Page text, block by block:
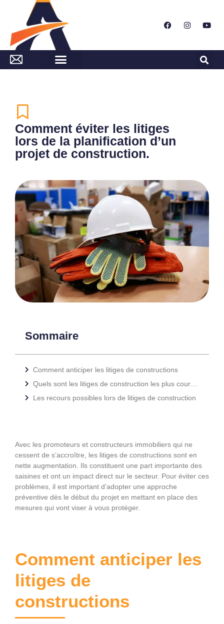
Comment éviter les litiges
lors de la planification d’un
projet de construction.
Sommaire
Comment anticiper les litiges de constructions
Les recours possibles lors de litiges de construction
Avec les promoteurs et constructeurs immobiliers qui ne
cessent de s’accroître, les litiges de constructions sont en
nette augmentation. Ils constituent une part importante des
saisines et ont un impact direct sur le secteur. Pour éviter ces
problèmes, il est important d’adopter une approche
préventive dès le début du projet en mettant en place des
mesures qui vont viser à vous protéger.
Comment anticiper les
litiges de
constructions